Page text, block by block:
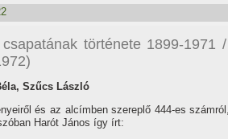
története 1899-1971
Szűcs László
és az alcí­mben szereplő 444-es
Harót János í­gy í­rt: